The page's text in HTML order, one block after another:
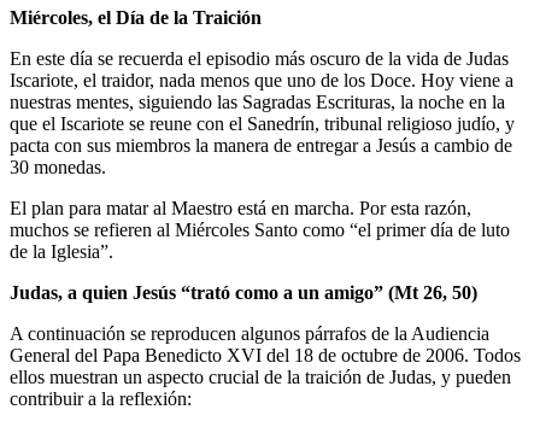
Miércoles, el Día de la Traición
En este día se recuerda el episodio más oscuro de la vida de Judas
Iscariote, el traidor, nada menos que uno de los Doce. Hoy viene a
nuestras mentes, siguiendo las Sagradas Escrituras, la noche en la
que el Iscariote se reune con el Sanedrín, tribunal religioso judío, y
pacta con sus miembros la manera de entregar a Jesús a cambio de
30 monedas.
El plan para matar al Maestro está en marcha. Por esta razón,
muchos se refieren al Miércoles Santo como “el primer día de luto
de la Iglesia”.
Judas, a quien Jesús “trató como a un amigo” (Mt 26, 50)
A continuación se reproducen algunos párrafos de la Audiencia
General del Papa Benedicto XVI del 18 de octubre de 2006. Todos
ellos muestran un aspecto crucial de la traición de Judas, y pueden
contribuir a la reflexión: